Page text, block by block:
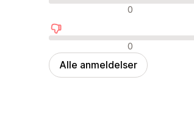
Neutrale anmeldelser
0
Negative anmeldelser
0
Alle anmeldelser